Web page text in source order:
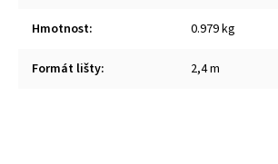
Hmotnost: 0.979 kg
Formát lišty: 2,4 m